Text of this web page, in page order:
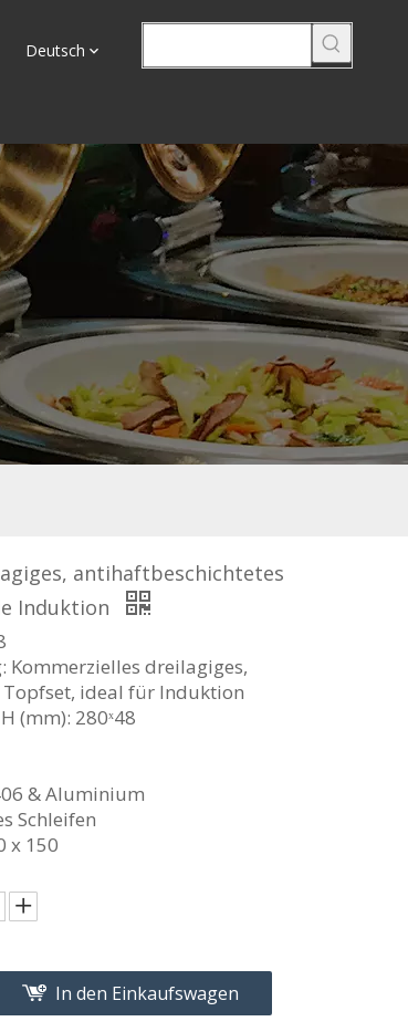
Deutsch
antihaftbeschichtetes
Induktion
Kommerzielles dreilagiges,
ideal für Induktion
(mm): 280ˣ48
& Aluminium
Schleifen
x 150
In den Einkaufswagen